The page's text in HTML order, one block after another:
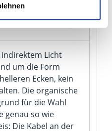
mit Wirkung für die
ist es, wenn Sie dazu
Auswahl anpassen. Durch
wird die vorherige
indirektem Licht
um die Form
Ecken, kein
Die organische
für die Wahl
genau so wie
Die Kabel an der